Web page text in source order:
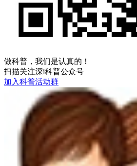
做科普，我们是认真的！
扫描关注深i科普公众号
加入科普活动群